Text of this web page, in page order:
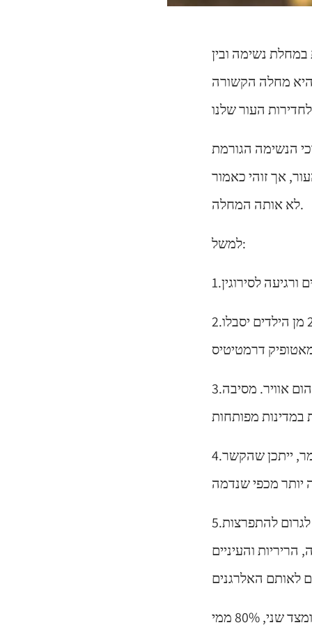
נשימה ובין
מחלה הקשורה
הנשימה הגורמת
אך זוהי כאמור
לא אותה המחלה.
למשל:
2.הן אסטמה של העור והן אסטמה נפוצות יחסית בילדים. לדוגמה, כ-15% עד 20% מן הילדים יסבלו
3.לשתי המחלות יש ככל הידוע שלנו שילוב של גורם גנטי וגורם סביבתי. לדוגמה, זיהום אוויר. מסיבה
4.אסטמה יכולה להוות קבוצת סיכון לאסטמה של העור, אפילו אצל מבוגרים. כלומר, ייתכן שהקשר
5.יש קשר מסוים בין שתי המחלות לבין נזלת אלרגית: אטופיק דרמטיטיס עשויה לגרום להתפרצות
והעיניים
למעשה, מבחינה מספרית 30% מאלו שסובלים מנזלת אלרגית יפתחו אסטמה, ומצד שני, 80% ממי